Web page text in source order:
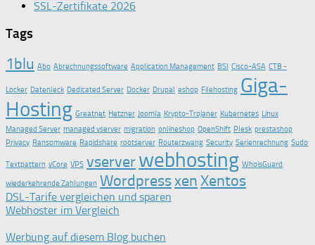
SSL-Zertifikate 2026
Tags
1blu Abo Abrechnungssoftware Application Management BSI Cisco-ASA CTB -
Locker Datenleck Dedicated Server Docker Drupal eshop Filehosting Giga-
Hosting Greatnet Hetzner Joomla Krypto-Trojaner Kubernetes Linux
Managed Server managed vserver migration onlineshop OpenShift Plesk prestashop
Privacy Ransomware Rapidshare rootserver Routerzwang Security Serienrechnung Sudo
Textpattern vCore VPS vserverwebhosting WhoisGuard
wiederkehrende Zahlungen WordpressxenXentos
DSL-Tarife vergleichen und sparen
Webhoster im Vergleich
Werbung auf diesem Blog buchen